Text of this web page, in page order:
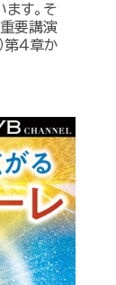
す。そ
要講演
第４章か